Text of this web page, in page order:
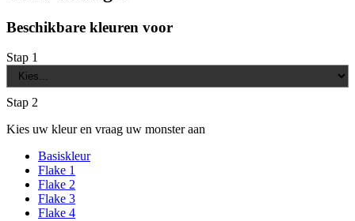
Beschikbare kleuren voor
Stap 1
Stap 2
Kies uw kleur en vraag uw monster aan
Basiskleur
Flake 1
Flake 2
Flake 3
Flake 4